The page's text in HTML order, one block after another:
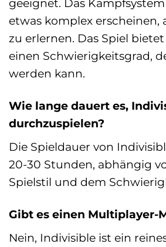
geeignet. Das
etwas komplex erscheinen,
zu erlernen. Das Spiel
einen Schwierigkeitsgrad,
werden kann.
Wie lange dauert es,
durchzuspielen?
Die Spieldauer von
20-30 Stunden, abhängig
Spielstil und dem
Gibt es einen Multiplayer-
Nein, Indivisible ist ein